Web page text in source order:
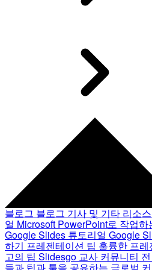
블로그 블로그 기사 및 기타 리소스
얼 Microsoft PowerPoint로 작업하
Google Slides 튜토리얼 Google
하기 프레젠테이션 팁 훌륭한 프
고의 팁 Slidesgo 교사 커뮤니티